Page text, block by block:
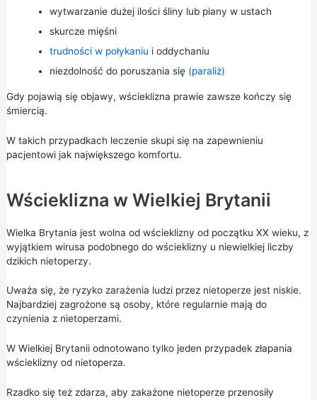
wytwarzanie dużej ilości śliny lub piany w ustach
skurcze mięśni
trudności w połykaniu i oddychaniu
niezdolność do poruszania się (paraliż)
Gdy pojawią się objawy, wścieklizna prawie zawsze kończy się
śmiercią.
W takich przypadkach leczenie skupi się na zapewnieniu
pacjentowi jak największego komfortu.
Wścieklizna w Wielkiej Brytanii
Wielka Brytania jest wolna od wścieklizny od początku XX wieku, z
wyjątkiem wirusa podobnego do wścieklizny u niewielkiej liczby
dzikich nietoperzy.
Uważa się, że ryzyko zarażenia ludzi przez nietoperze jest niskie.
Najbardziej zagrożone są osoby, które regularnie mają do
czynienia z nietoperzami.
W Wielkiej Brytanii odnotowano tylko jeden przypadek złapania
wścieklizny od nietoperza.
Rzadko się też zdarza, aby zakażone nietoperze przenosiły